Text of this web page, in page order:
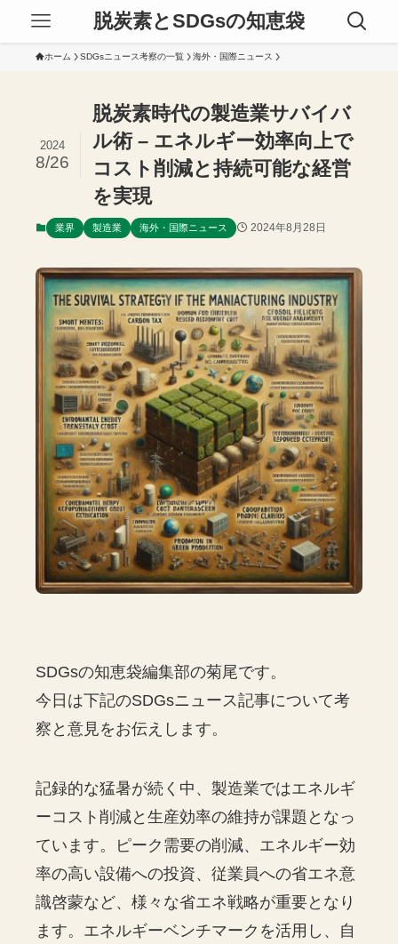
脱炭素とSDGsの知恵袋
ホーム SDGsニュース考察の一覧 海外・国際ニュース
脱炭素時代の製造業サバイバ
ル術 – エネルギー効率向上で
コスト削減と持続可能な経営
を実現
2024
8/26
業界 製造業 海外・国際ニュース 2024年8月28日
SDGsの知恵袋編集部の菊尾です。
今日は下記のSDGsニュース記事について考
察と意見をお伝えします。
記録的な猛暑が続く中、製造業ではエネルギ
ーコスト削減と生産効率の維持が課題となっ
ています。ピーク需要の削減、エネルギー効
率の高い設備への投資、従業員への省エネ意
識啓蒙など、様々な省エネ戦略が重要となり
ます。エネルギーベンチマークを活用し、自